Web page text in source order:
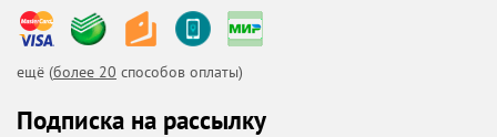
ещё (более 20 способов оплаты)
Подписка на рассылку